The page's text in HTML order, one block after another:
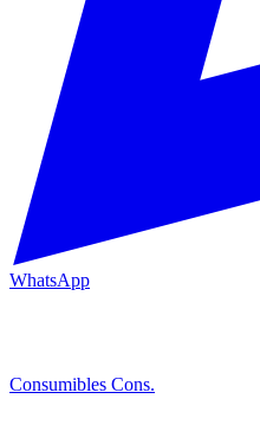
WhatsApp
Consumibles Cons.